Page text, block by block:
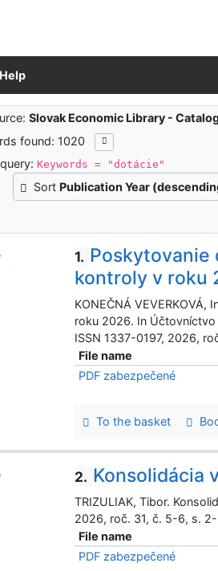
Help
results
Slovak Economic Library -
found: 1020
Keywords = "dotácie"
Sort Publication Year
1. Poskytovanie
kontroly v roku
KONEČNÁ
roku 2026. In Účtovníctvo
ISSN 1337-0197, 2026,
File name
PDF zabezpečené
To the basket
2. Konsolidácia
TRIZULIAK, Tibor.
2026, roč. 31, č. 5-6, s.
File name
PDF zabezpečené